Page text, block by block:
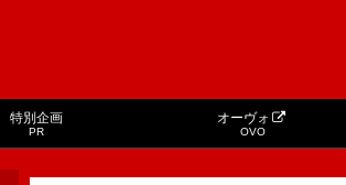
特別企画
PR
オーヴォ
OVO